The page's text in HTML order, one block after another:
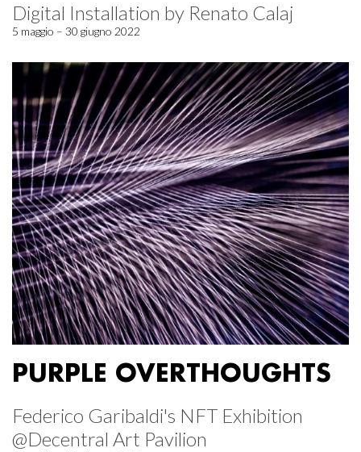
Digital Installation by Renato Calaj
5 maggio – 30 giugno 2022
PURPLE OVERTHOUGHTS
Federico Garibaldi's NFT Exhibition
@Decentral Art Pavilion